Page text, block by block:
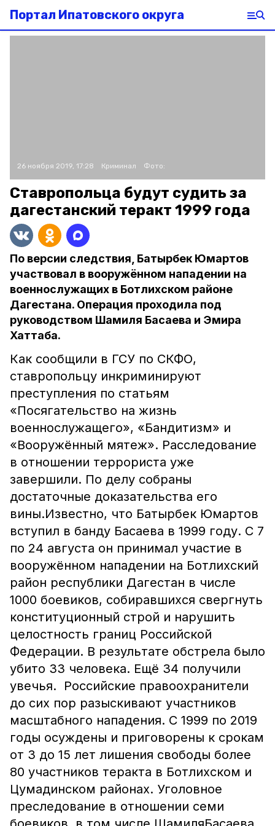
Портал Ипатовского округа
26 ноября 2019, 17:28 Криминал Фото:
Ставропольца будут судить за
дагестанский теракт 1999 года
По версии следствия, Батырбек Юмартов
участвовал в вооружённом нападении на
военнослужащих в Ботлихском районе
Дагестана. Операция проходила под
руководством Шамиля Басаева и Эмира
Хаттаба.
Как сообщили в ГСУ по СКФО,
ставропольцу инкриминируют
преступления по статьям
«Посягательство на жизнь
военнослужащего», «Бандитизм» и
«Вооружённый мятеж». Расследование
в отношении террориста уже
завершили. По делу собраны
достаточные доказательства его
вины.Известно, что Батырбек Юмартов
вступил в банду Басаева в 1999 году. С 7
по 24 августа он принимал участие в
вооружённом нападении на Ботлихский
район республики Дагестан в числе
1000 боевиков, собиравшихся свергнуть
конституционный строй и нарушить
целостность границ Российской
Федерации. В результате обстрела было
убито 33 человека. Ещё 34 получили
увечья. Российские правоохранители
до сих пор разыскивают участников
масштабного нападения. С 1999 по 2019
годы осуждены и приговорены к срокам
от 3 до 15 лет лишения свободы более
80 участников теракта в Ботлихском и
Цумадинском районах. Уголовное
преследование в отношении семи